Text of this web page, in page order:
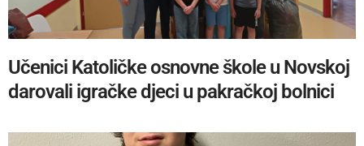
Učenici Katoličke osnovne škole u Novskoj
darovali igračke djeci u pakračkoj bolnici